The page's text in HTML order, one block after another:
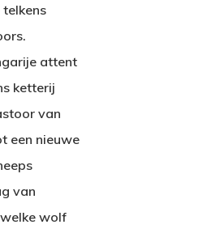
attent
ketterij
van
een nieuwe
van
wolf